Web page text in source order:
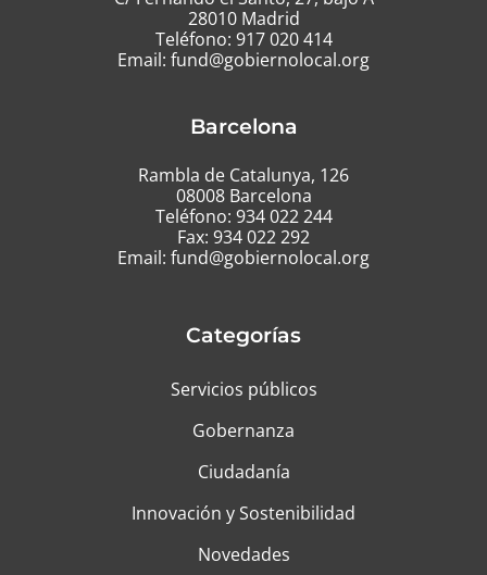
28010 Madrid
Teléfono: 917 020 414
Email: fund@gobiernolocal.org
Barcelona
Rambla de Catalunya, 126
08008 Barcelona
Teléfono: 934 022 244
Fax: 934 022 292
Email: fund@gobiernolocal.org
Categorías
Servicios públicos
Gobernanza
Ciudadanía
Innovación y Sostenibilidad
Novedades